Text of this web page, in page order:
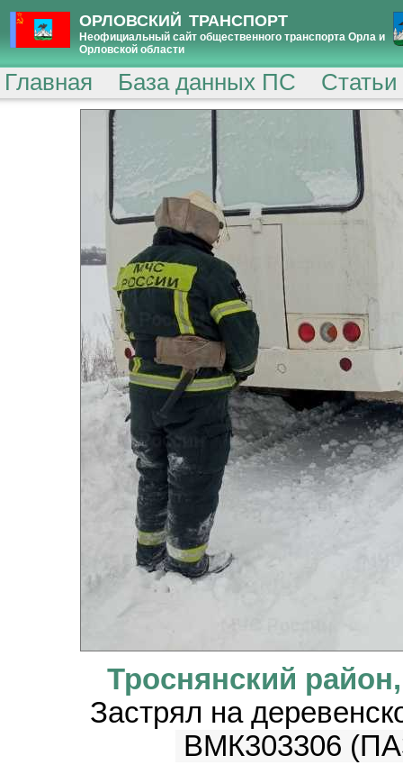
ОРЛОВСКИЙ ТРАНСПОРТ
Неофициальный сайт общественного транспорта Орла и
Орловской области
Главная База данных ПС
Троснянский
Застрял на
ВМК303306